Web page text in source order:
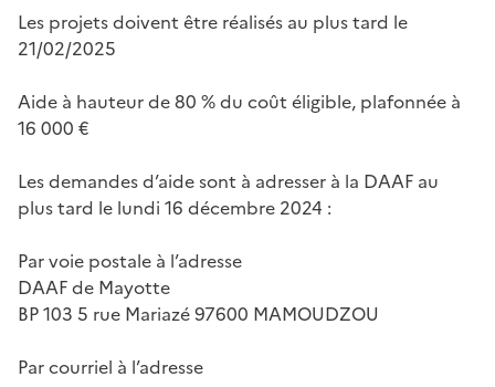
Les projets doivent être réalisés au plus tard le
21/02/2025
Aide à hauteur de 80 % du coût éligible, plafonnée à
16 000 €
Les demandes d’aide sont à adresser à la DAAF au
plus tard le lundi 16 décembre 2024 :
Par voie postale à l’adresse
DAAF de Mayotte
BP 103 5 rue Mariazé 97600 MAMOUDZOU
Par courriel à l’adresse